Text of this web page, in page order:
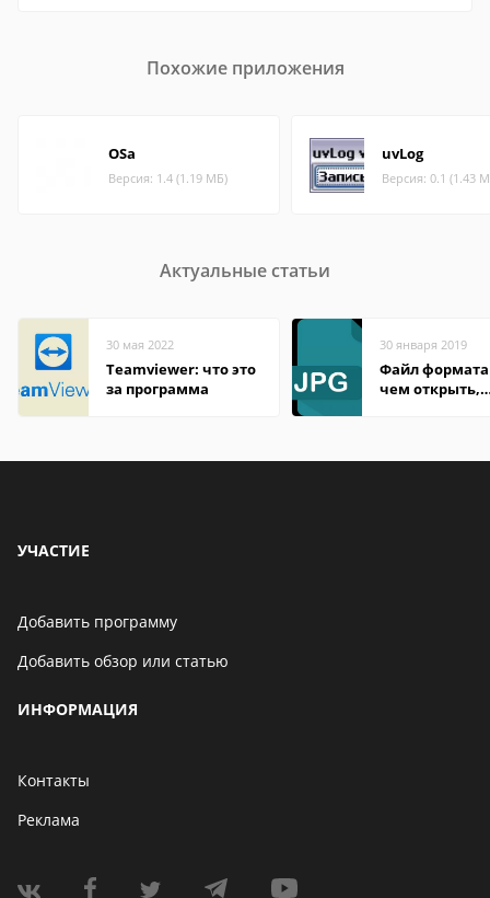
Похожие приложения
OSa
Версия: 1.4 (1.19 МБ)
uvLog
Версия: 0.1 (1.43
Актуальные статьи
30 мая 2022
Teamviewer: что это
за программа
30 января 2019
Файл формата
чем открыть,
УЧАСТИЕ
Добавить программу
Добавить обзор или статью
ИНФОРМАЦИЯ
Контакты
Реклама